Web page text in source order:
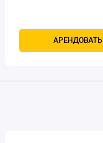
АРЕНДОВАТЬ